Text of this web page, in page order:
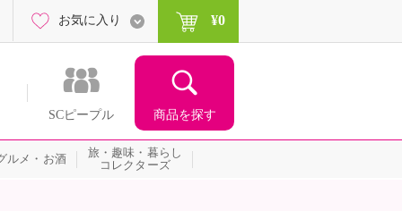
SCピープル 商品を探す
お気に入り ¥0
ルメ・お酒
旅・趣味・暮らし
コレクターズ